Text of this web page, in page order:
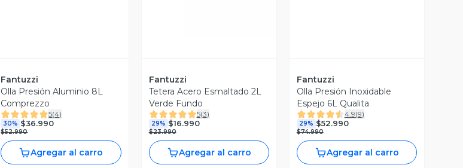
Fantuzzi
Olla Presión Aluminio 8L
Comprezzo
5(4)
30% $36.990
$52.990
Agregar al carro
Fantuzzi
Tetera Acero Esmaltado 2L
Verde Fundo
5(3)
29% $16.990
$23.990
Agregar al carro
Fantuzzi
Olla Presión Inoxidable
Espejo 6L Qualita
4.9(9)
29% $52.990
$74.990
Agregar al carro